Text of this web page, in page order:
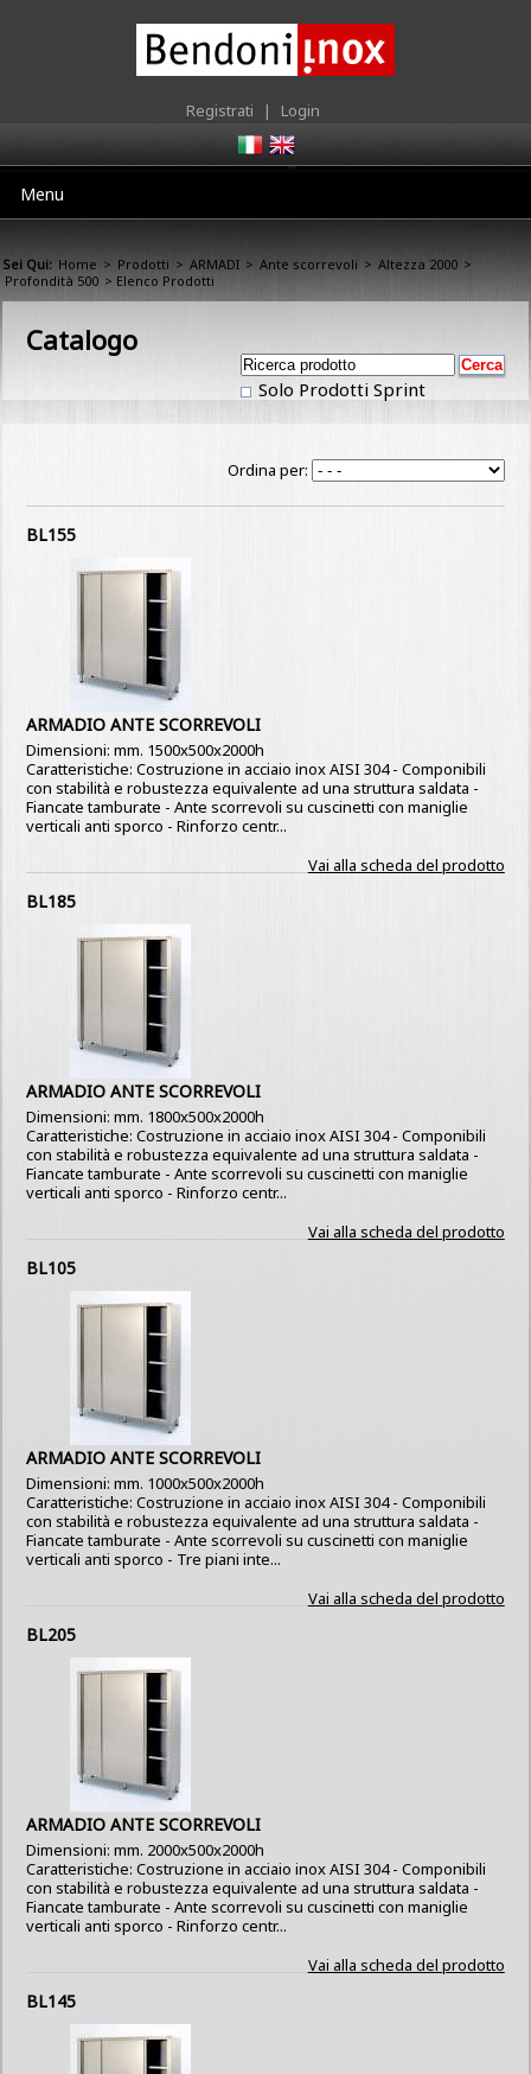
Registrati | Login
Menu
Sei Qui: Home > Prodotti > ARMADI > Ante scorrevoli > Altezza 2000 >
Profondità 500 > Elenco Prodotti
Catalogo
Solo Prodotti Sprint
Ordina per:
BL155
ARMADIO ANTE SCORREVOLI
Dimensioni: mm. 1500x500x2000h
Caratteristiche: Costruzione in acciaio inox AISI 304 - Componibili
con stabilità e robustezza equivalente ad una struttura saldata -
Fiancate tamburate - Ante scorrevoli su cuscinetti con maniglie
verticali anti sporco - Rinforzo centr...
Vai alla scheda del prodotto
BL185
ARMADIO ANTE SCORREVOLI
Dimensioni: mm. 1800x500x2000h
Caratteristiche: Costruzione in acciaio inox AISI 304 - Componibili
con stabilità e robustezza equivalente ad una struttura saldata -
Fiancate tamburate - Ante scorrevoli su cuscinetti con maniglie
verticali anti sporco - Rinforzo centr...
Vai alla scheda del prodotto
BL105
ARMADIO ANTE SCORREVOLI
Dimensioni: mm. 1000x500x2000h
Caratteristiche: Costruzione in acciaio inox AISI 304 - Componibili
con stabilità e robustezza equivalente ad una struttura saldata -
Fiancate tamburate - Ante scorrevoli su cuscinetti con maniglie
verticali anti sporco - Tre piani inte...
Vai alla scheda del prodotto
BL205
ARMADIO ANTE SCORREVOLI
Dimensioni: mm. 2000x500x2000h
Caratteristiche: Costruzione in acciaio inox AISI 304 - Componibili
con stabilità e robustezza equivalente ad una struttura saldata -
Fiancate tamburate - Ante scorrevoli su cuscinetti con maniglie
verticali anti sporco - Rinforzo centr...
Vai alla scheda del prodotto
BL145